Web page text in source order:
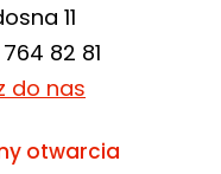
11
82 81
do nas
otwarcia